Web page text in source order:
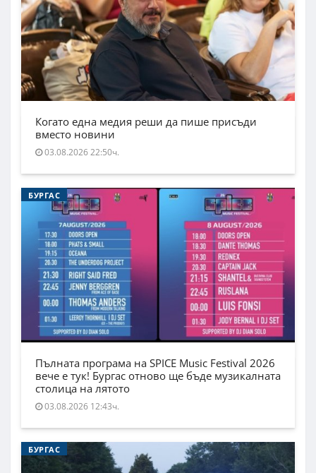
Когато една медия реши да пише присъди
вместо новини
03.08.2026 22:50ч.
БУРГАС
Пълната програма на SPICE Music Festival 2026
вече е тук! Бургас отново ще бъде музикалната
столица на лятото
03.08.2026 12:43ч.
БУРГАС